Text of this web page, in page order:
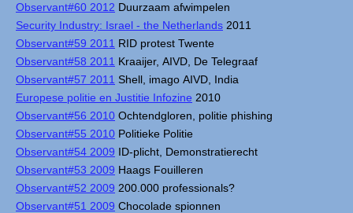
Observant#60 2012 Duurzaam afwimpelen
Security Industry: Israel - the Netherlands 2011
Observant#59 2011 RID protest Twente
Observant#58 2011 Kraaijer, AIVD, De Telegraaf
Observant#57 2011 Shell, imago AIVD, India
Europese politie en Justitie Infozine 2010
Observant#56 2010 Ochtendgloren, politie phishing
Observant#55 2010 Politieke Politie
Observant#54 2009 ID-plicht, Demonstratierecht
Observant#53 2009 Haags Fouilleren
Observant#52 2009 200.000 professionals?
Observant#51 2009 Chocolade spionnen